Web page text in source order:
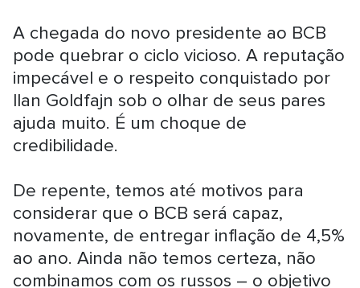
A chegada do novo presidente ao BCB
pode quebrar o ciclo vicioso. A reputação
impecável e o respeito conquistado por
Ilan Goldfajn sob o olhar de seus pares
ajuda muito. É um choque de
credibilidade.
De repente, temos até motivos para
considerar que o BCB será capaz,
novamente, de entregar inflação de 4,5%
ao ano. Ainda não temos certeza, não
combinamos com os russos – o objetivo